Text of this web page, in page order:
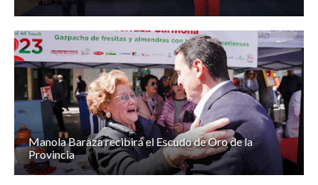
Manola Baraza recibirá el Escudo de Oro de la
Provincia